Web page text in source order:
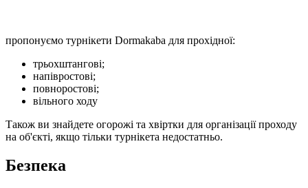
пропонуємо турнікети Dormakaba для прохідної:
трьохштангові;
напівростові;
повноростові;
вільного ходу
Також ви знайдете огорожі та хвіртки для організації проходу
на об'єкті, якщо тільки турнікета недостатньо.
Безпека